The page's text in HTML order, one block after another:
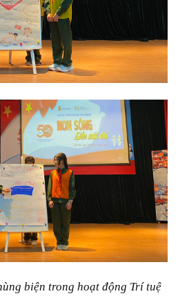
biện trong hoạt động Trí tuệ